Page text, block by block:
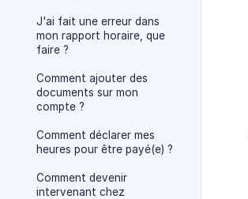
J'ai fait une erreur dans
mon rapport horaire, que
faire ?
Comment ajouter des
documents sur mon
compte ?
Comment déclarer mes
heures pour être payé(e) ?
Comment devenir
intervenant chez